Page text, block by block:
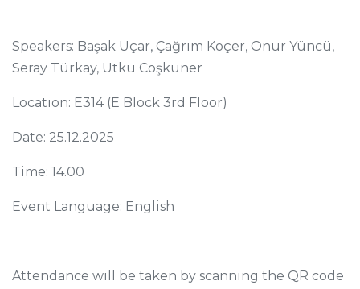
Speakers: Başak Uçar, Çağrım Koçer, Onur Yüncü,
Seray Türkay, Utku Coşkuner
Location: E314 (E Block 3rd Floor)
Date: 25.12.2025
Time: 14.00
Event Language: English
Attendance will be taken by scanning the QR code